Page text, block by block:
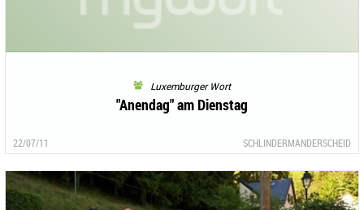
Luxemburger Wort
"Anendag" am Dienstag
22/07/11 SCHLINDERMANDERSCHEID